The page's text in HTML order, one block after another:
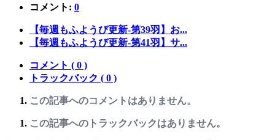
コメント: 0
【毎週もふようび更新-第39羽】お...
【毎週もふようび更新-第41羽】サ...
コメント ( 0 )
トラックバック ( 0 )
この記事へのコメントはありません。
この記事へのトラックバックはありません。